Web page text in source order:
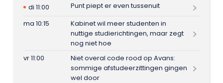
di 11:00
Punt piept er even tussenuit
ma 10:15
Kabinet wil meer studenten in
nuttige studierichtingen, maar zegt
nog niet hoe
vr 11:00
Niet overal code rood op Avans:
sommige afstudeerzittingen gingen
wel door